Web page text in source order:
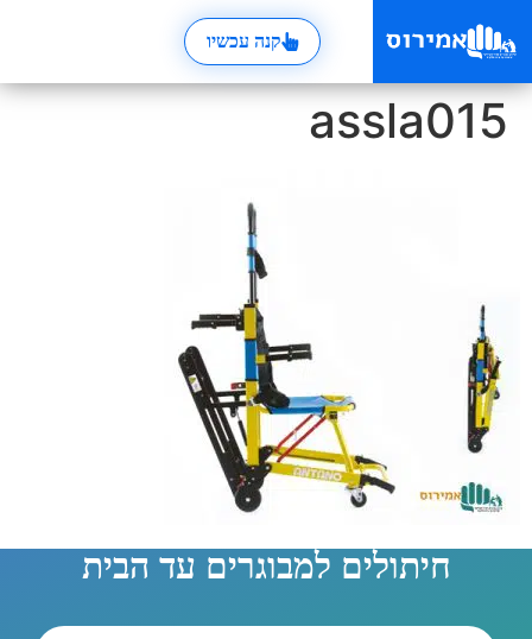
קנה עכשיו
assla015
חיתולים למבוגרים עד הבית